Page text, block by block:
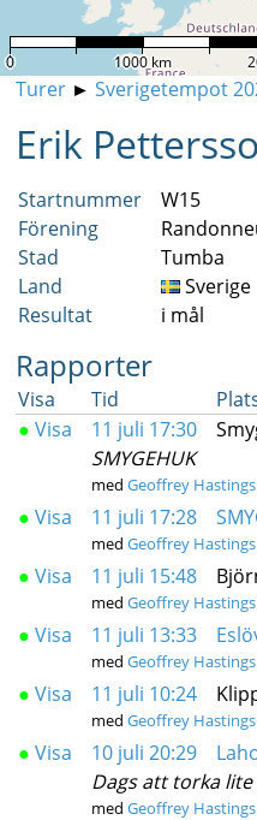
0 1000 km
Turer► Sverigetempot
Erik
Startnummer
W15
Förening
Stad
Tumba
Land
Sverige
Resultat
i mål
Rapporter
Visa Tid
● Visa 11 juli 17:30
SMYGEHUK
med Geoffrey Hastings
● Visa 11 juli 17:28
med Geoffrey Hastings
● Visa 11 juli 15:48
med Geoffrey Hastings
● Visa 11 juli 13:33
med Geoffrey Hastings
● Visa 11 juli 10:24
med Geoffrey Hastings
● Visa 10 juli 20:29
Dags att torka
med Geoffrey Hastings